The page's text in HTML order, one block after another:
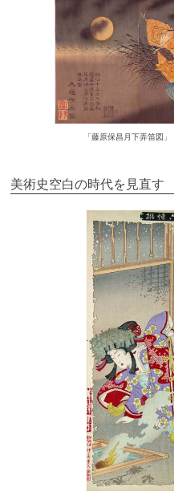
「藤原保昌月下弄笛図
美術史空白の時代を見直す